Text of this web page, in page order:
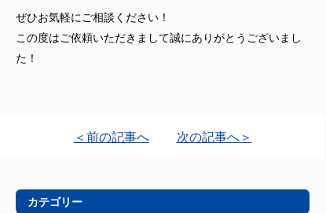
ぜひお気軽にご相談ください！
この度はご依頼いただきまして誠にありがとうございまし
た！
＜前の記事へ 次の記事へ＞
カテゴリー